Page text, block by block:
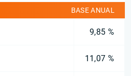
BASE ANUAL
9,85 %
11,07 %